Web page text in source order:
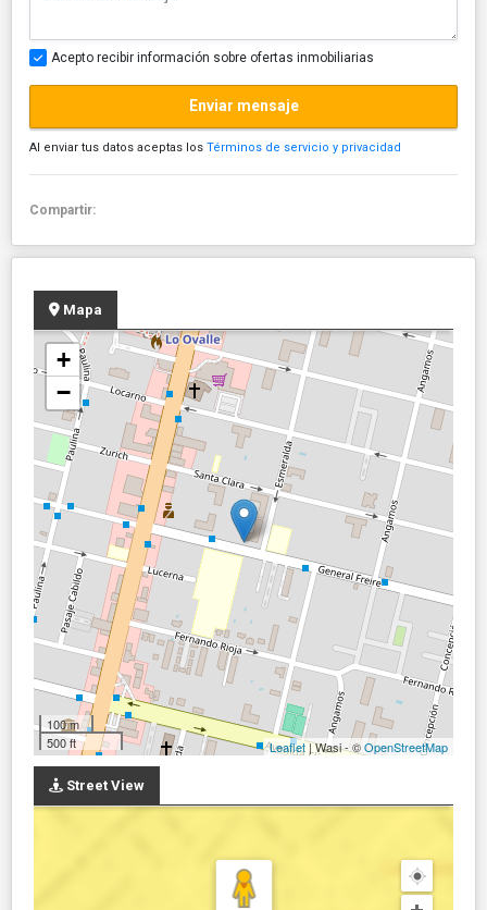
Acepto recibir información sobre ofertas inmobiliarias
Enviar mensaje
Al enviar tus datos aceptas los Términos de servicio y privacidad
Compartir:
Mapa
+
−
100 m
500 ft
Leaflet| Wasi - ©OpenStreetMap
Street View